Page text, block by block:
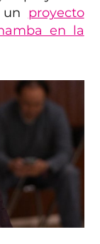
proyecto
en la